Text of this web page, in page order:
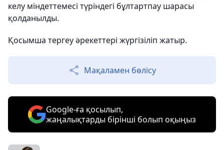
келу міндеттемесі түріндегі бұлтартпау шарасы
қолданылды.
Қосымша тергеу әрекеттері жүргізіліп жатыр.
Мақаламен бөлісу
Google-ға қосылып,
жаңалықтарды бірінші болып оқыңыз